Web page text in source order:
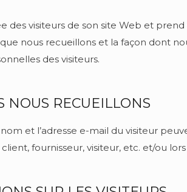
des visiteurs de son site Web et
nous recueillons et la façon dont
des visiteurs.
NOUS RECUEILLONS
et l’adresse e-mail du visiteur
fournisseur, visiteur, etc. et/ou